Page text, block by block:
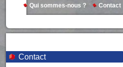
Qui sommes-nous ? Contact
Contact